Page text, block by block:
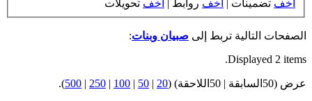
أخف تضمينات | أخف روابط | أخف تحويلات
الصفحات التالية تربط إلى صبيان وبنات:
Displayed 2 items.
عرض (50السابقة | 50اللاحقة) ( 20
|
50
|
100
|
250
|
500
).